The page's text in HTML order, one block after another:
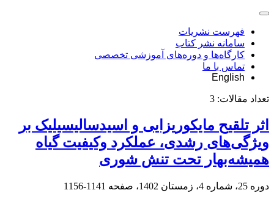
فهرست نشریات
سامانه نشر کتاب
کارگاه‌ها و دوره‌های آموزشی تخصصی
تماس با ما
English
تعداد مقالات: 3
اثر تلقیح مایکوریزایی و اسیدسالیسیلیک بر
ویژگی‌های رشدی، عملکرد وکیفیت گیاه
‏همیشه‌بهار تحت تنش شوری
دوره 25، شماره 4، زمستان 1402، صفحه 1141-1156